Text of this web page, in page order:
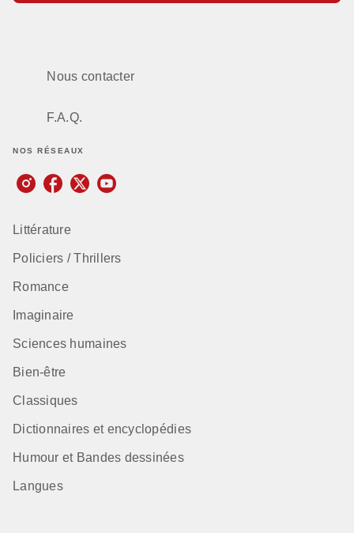
Nous contacter
F.A.Q.
NOS RÉSEAUX
Littérature
Policiers / Thrillers
Romance
Imaginaire
Sciences humaines
Bien-être
Classiques
Dictionnaires et encyclopédies
Humour et Bandes dessinées
Langues